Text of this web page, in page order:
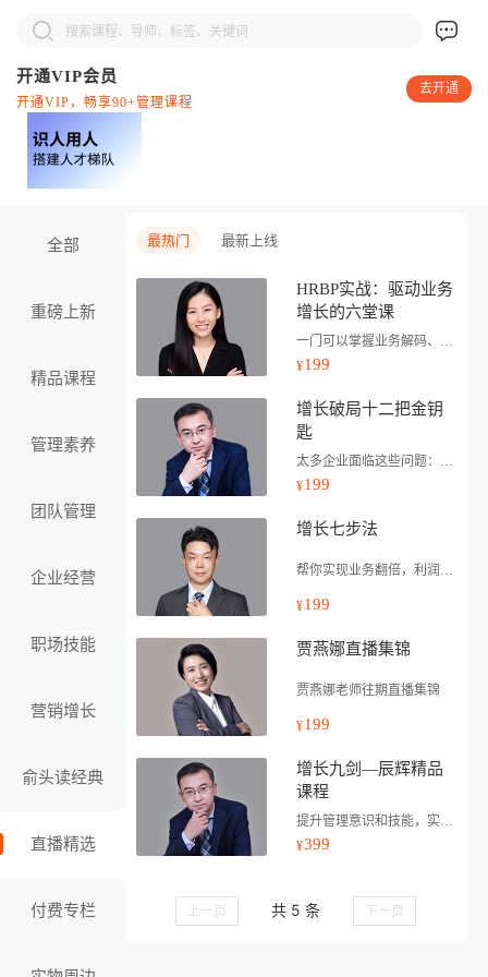
开通VIP会员
开通VIP，畅享90+管理课程
去开通
全部
重磅上新
精品课程
管理素养
团队管理
企业经营
职场技能
营销增长
俞头读经典
直播精选
付费专栏
最热门 最新上线
HRBP实战：驱动业务
增长的六堂课
一门可以掌握业务解码、人才策略与数据赋能三大核心，直接驱动关键业绩增长的课程
¥199
增长破局十二把金钥
匙
太多企业面临这些问题：业绩上不去，盈利也不涨。 那应该怎么办呢？别慌，这门课有针对性的解决方案，找到业绩十倍增长的秘诀。
¥199
增长七步法
¥199
贾燕娜直播集锦
贾燕娜老师往期直播集锦
¥199
增长九剑—辰辉精品
课程
提升管理意识和技能，实现组织效能的飞跃
¥399
上一页 共 5 条 下一页